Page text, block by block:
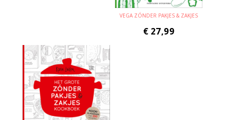
VEGA ZÓNDER PAKJES & ZAKJES
€ 27,99